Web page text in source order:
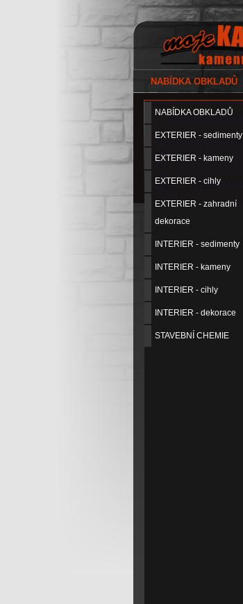
NABÍDKA OBKLADŮ
NABÍDKA OBKLADŮ
EXTERIER - sedimenty
EXTERIER - kameny
EXTERIER - cihly
EXTERIER - zahradní
dekorace
INTERIER - sedimenty
INTERIER - kameny
INTERIER - cihly
INTERIER - dekorace
STAVEBNÍ CHEMIE